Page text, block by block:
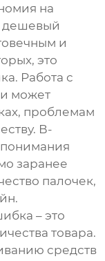
на
дешевый
и
это
Работа с
может
проблемам
В-
понимания
заранее
палочек,
– это
товара.
средств